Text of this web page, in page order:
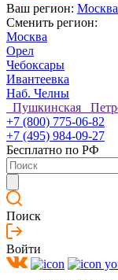
Ваш регион: Москва
Сменить регион:
Москва
Орел
Чебоксары
Ивантеевка
Наб. Челны
Пушкинская
+7 (800) 775-06-82
+7 (495) 984-09-27
Бесплатно по РФ
Поиск
Войти